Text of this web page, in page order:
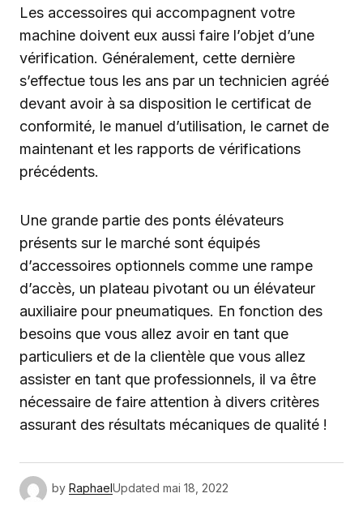
Les accessoires qui accompagnent votre
machine doivent eux aussi faire l’objet d’une
vérification. Généralement, cette dernière
s’effectue tous les ans par un technicien agréé
devant avoir à sa disposition le certificat de
conformité, le manuel d’utilisation, le carnet de
maintenant et les rapports de vérifications
précédents.
Une grande partie des ponts élévateurs
présents sur le marché sont équipés
d’accessoires optionnels comme une rampe
d’accès, un plateau pivotant ou un élévateur
auxiliaire pour pneumatiques. En fonction des
besoins que vous allez avoir en tant que
particuliers et de la clientèle que vous allez
assister en tant que professionnels, il va être
nécessaire de faire attention à divers critères
assurant des résultats mécaniques de qualité !
by RaphaelUpdated mai 18, 2022